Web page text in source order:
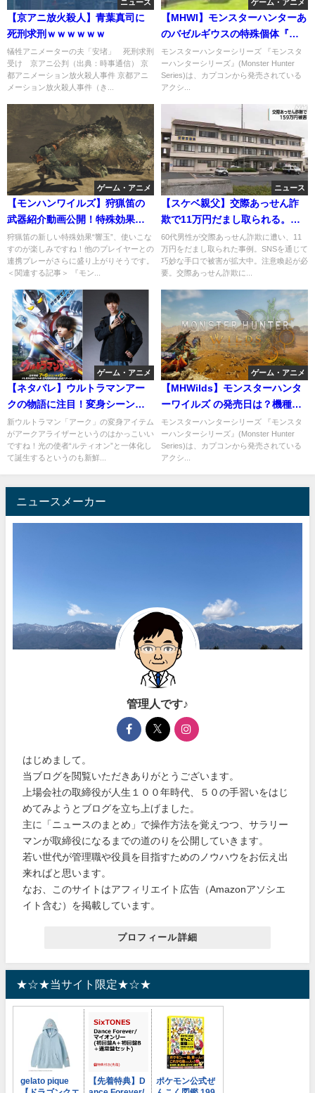
ニュース
【京アニ放火殺人】青葉真司に
死刑求刑ｗｗｗｗｗｗ
犠牲アニメーターの夫「安堵」 死刑求刑
受け 京アニ公判（出典：時事通信） 京
都アニメーション放火殺人事件 京都アニ
メーション放火殺人事件（き...
ゲーム・アニメ
【MHWI】モンスターハンターあ
のバゼルギウスの特殊個体『紅
蓮滾るバゼルギウス』
モンスターハンターシリーズ 『モンスタ
ーハンターシリーズ』(Monster Hunter
Series)は、カプコンから発売されている
アクシ...
ゲーム・アニメ
【モンハンワイルズ】狩猟笛の
武器紹介動画公開！特殊効果が
得られる裏技紹介！
狩猟笛の新しい特殊効果“響玉”、使いこな
すのが楽しみですね！他のプレイヤーとの
連携プレーがさらに盛り上がりそうです。
＜関連する記事＞ 『モン...
ニュース
【スケベ親父】交際あっせん詐
欺で11万円だまし取られる。山
梨県・南甲府
60代男性が交際あっせん詐欺に遭い、11
万円をだまし取られた事例。SNSを通じて
巧妙な手口で被害が拡大中。注意喚起が必
要。交際あっせん詐欺に...
ゲーム・アニメ
【ネタバレ】ウルトラマンアー
クの物語に注目！変身シーンが
キューティーハニー？
新ウルトラマン「アーク」の変身アイテム
がアークアライザーというのはかっこいい
ですね！光の使者“ルティオン”と一体化し
て誕生するというのも新鮮...
ゲーム・アニメ
【MHWilds】モンスターハンタ
ーワイルズ の発売日は？機種
は？MHWI系統？ラスボス？
モンスターハンターシリーズ 『モンスタ
ーハンターシリーズ』(Monster Hunter
Series)は、カプコンから発売されている
アクシ...
ニュースメーカー
管理人です♪
はじめまして。
当ブログを閲覧いただきありがとうございます。
上場会社の取締役が人生１００年時代、５０の手習いをはじ
めてみようとブログを立ち上げました。
主に「ニュースのまとめ」で操作方法を覚えつつ、サラリー
マンが取締役になるまでの道のりを公開していきます。
若い世代が管理職や役員を目指すためのノウハウをお伝え出
来ればと思います。
なお、このサイトはアフィリエイト広告（Amazonアソシエ
イト含む）を掲載しています。
プロフィール詳細
★☆★当サイト限定★☆★